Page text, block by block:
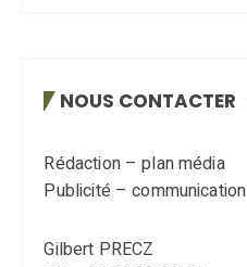
NOUS CONTACTER
Rédaction – plan média
Publicité – communication
Gilbert PRECZ